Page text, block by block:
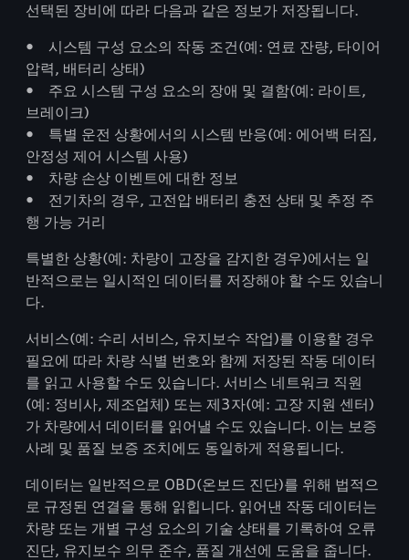
선택된 장비에 따라 다음과 같은 정보가 저장됩니다.
• 시스템 구성 요소의 작동 조건(예: 연료 잔량, 타이어
압력, 배터리 상태)
• 주요 시스템 구성 요소의 장애 및 결함(예: 라이트,
브레이크)
• 특별 운전 상황에서의 시스템 반응(예: 에어백 터짐,
안정성 제어 시스템 사용)
• 차량 손상 이벤트에 대한 정보
• 전기차의 경우, 고전압 배터리 충전 상태 및 추정 주
행 가능 거리
특별한 상황(예: 차량이 고장을 감지한 경우)에서는 일
반적으로는 일시적인 데이터를 저장해야 할 수도 있습니
다.
서비스(예: 수리 서비스, 유지보수 작업)를 이용할 경우
필요에 따라 차량 식별 번호와 함께 저장된 작동 데이터
를 읽고 사용할 수도 있습니다. 서비스 네트워크 직원
(예: 정비사, 제조업체) 또는 제3자(예: 고장 지원 센터)
가 차량에서 데이터를 읽어낼 수도 있습니다. 이는 보증
사례 및 품질 보증 조치에도 동일하게 적용됩니다.
데이터는 일반적으로 OBD(온보드 진단)를 위해 법적으
로 규정된 연결을 통해 읽힙니다. 읽어낸 작동 데이터는
차량 또는 개별 구성 요소의 기술 상태를 기록하여 오류
진단, 유지보수 의무 준수, 품질 개선에 도움을 줍니다.